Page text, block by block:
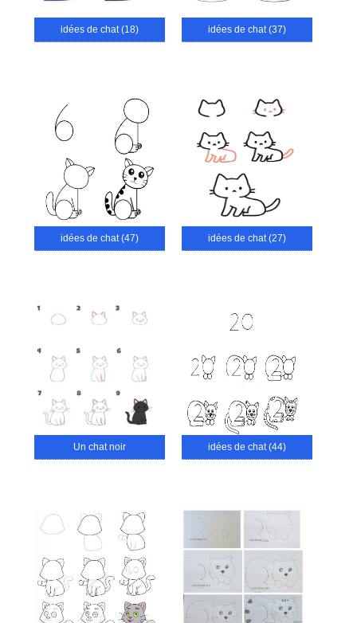
idées de chat (18) idées de chat (37)
idées de chat (47) idées de chat (27)
Un chat noir idées de chat (44)